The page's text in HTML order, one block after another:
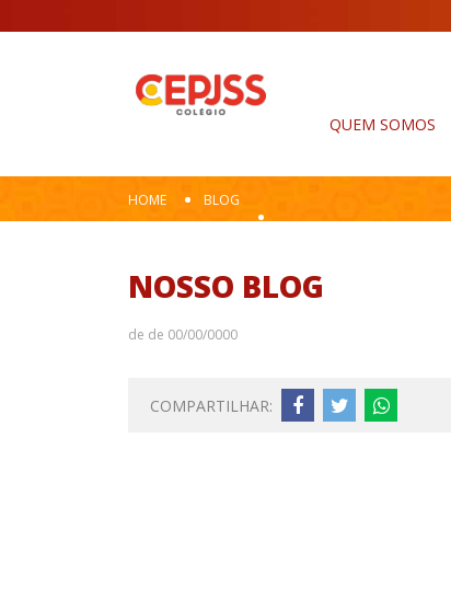
QUEM SOMOS
HOME BLOG
NOSSO BLOG
de de 00/00/0000
COMPARTILHAR: